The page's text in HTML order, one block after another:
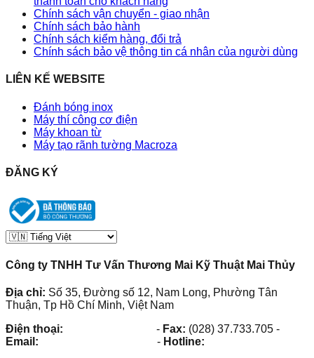
Chính sách vận chuyển - giao nhận
Chính sách bảo hành
Chính sách kiểm hàng, đổi trả
Chính sách bảo vệ thông tin cá nhân của người dùng
LIÊN KẾ WEBSITE
Đánh bóng inox
Máy thí công cơ điện
Máy khoan từ
Máy tạo rãnh tường Macroza
ĐĂNG KÝ
Công ty TNHH Tư Vấn Thương Mai Kỹ Thuật Mai Thủy
Địa chỉ: Số 35, Đường số 12, Nam Long, Phường Tân
Thuận, Tp Hồ Chí Minh, Việt Nam
Điện thoại:
- Fax: (028) 37.733.705 -
Email:
- Hotline: